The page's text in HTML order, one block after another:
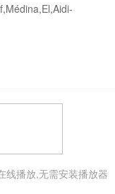
线播放,无需安装播放器